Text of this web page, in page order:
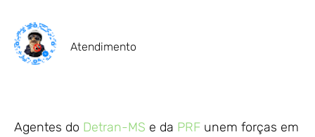
Atendimento
Agentes do Detran-MS e da PRF unem forças em